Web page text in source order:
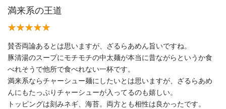
満来系の王道
賛否両論あるとは思いますが、ざるらあめん旨いですね。
豚清湯のスープにモチモチの中太麺が本当に昔ながらというか食
べれそうで他所で食べれない一杯です。
満来系ならチャーシュー麺にしたいとは思いますが、ざるらあめ
んにもたっぷりチャーシューが入ってるのも嬉しい。
トッピングは刻みネギ、海苔。両方とも相性は良かったです。